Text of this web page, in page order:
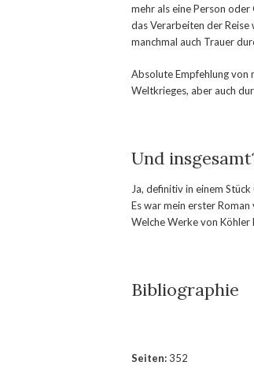
mehr als eine Person oder
das Verarbeiten der
manchmal auch Trauer
Absolute Empfehlung von
Weltkrieges, aber auch
Und
Ja, definitiv in einem
Es war mein erster
Welche Werke von Köhler
Bibliographie
Seiten:352